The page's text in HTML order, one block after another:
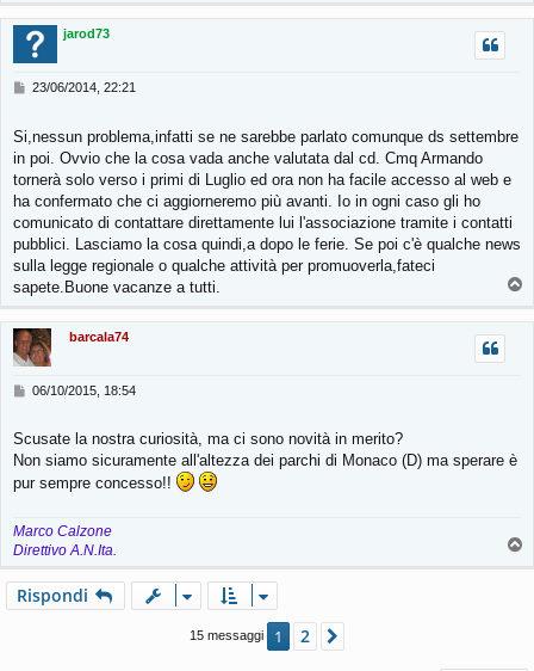
p
jarod73
M
s
a
g
o
23/06/2014, 22:21
Si,nessun problema,infatti se ne sarebbe parlato comunque ds settembre
in poi. Ovvio che la cosa vada anche valutata dal cd. Cmq Armando
tornerà solo verso i primi di Luglio ed ora non ha facile accesso al web e
ha confermato che ci aggiorneremo più avanti. Io in ogni caso gli ho
comunicato di contattare direttamente lui l'associazione tramite i contatti
pubblici. Lasciamo la cosa quindi,a dopo le ferie. Se poi c'è qualche news
sulla legge regionale o qualche attività per promuoverla,fateci
sapete.Buone vacanze a tutti.
p
barcala74
M
s
a
g
o
06/10/2015, 18:54
Scusate la nostra curiosità, ma ci sono novità in merito?
Non siamo sicuramente all'altezza dei parchi di Monaco (D) ma sperare è
pur sempre concesso!!
Marco Calzone
Direttivo A.N.Ita.
Rispondi
15 messaggi 1 2